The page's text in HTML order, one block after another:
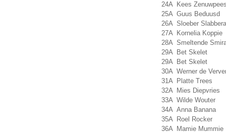
24A
Kees
25A Guus Beduusd
26A Sloeber
27A
Kornelia Koppie
28A Smeltende
29A
Bet Skelet
29A
Bet Skelet
30A Werner de
31A
Platte Trees
32A
Mies Diepvries
33A Wilde Wouter
34A Anna Banana
35A
Roel Rocker
36A
Mamie Mummie